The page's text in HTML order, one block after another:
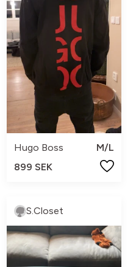
Hugo Boss
M/L
899 SEK
S.Closet